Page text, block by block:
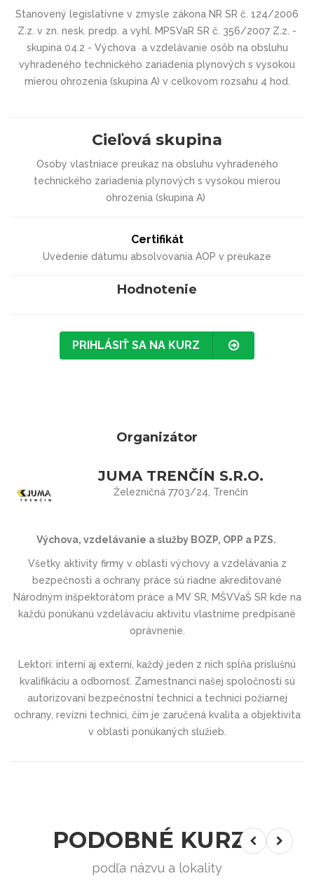
Stanovený legislatívne v zmysle zákona NR SR č. 124/2006
Z.z. v zn. nesk. predp. a vyhl. MPSVaR SR č. 356/2007 Z.z. -
skupina 04.2 - Výchova a vzdelávanie osôb na obsluhu
vyhradeného technického zariadenia plynových s vysokou
mierou ohrozenia (skupina A) v celkovom rozsahu 4 hod.
Cieľová skupina
Osoby vlastniace preukaz na obsluhu vyhradeného
technického zariadenia plynových s vysokou mierou
ohrozenia (skupina A)
Certifikát
Uvedenie dátumu absolvovania AOP v preukaze
Hodnotenie
PRIHLÁSIŤ SA NA KURZ
Organizátor
JUMA TRENČÍN S.R.O.
Železničná 7703/24, Trenčín
Výchova, vzdelávanie a služby BOZP, OPP a PZS.
Všetky aktivity firmy v oblasti výchovy a vzdelávania z
bezpečnosti a ochrany práce sú riadne akreditované
Národným inšpektorátom práce a MV SR, MŠVVaŠ SR kde na
každú ponúkanú vzdelávaciu aktivitu vlastníme predpísané
oprávnenie.
Lektori: interní aj externí, každý jeden z nich spĺňa príslušnú
kvalifikáciu a odbornosť. Zamestnanci našej spoločnosti sú
autorizovaní bezpečnostní technici a technici požiarnej
ochrany, revízni technici, čím je zaručená kvalita a objektivita
v oblasti ponúkaných služieb.
PODOBNÉ KURZY
podľa názvu a lokality